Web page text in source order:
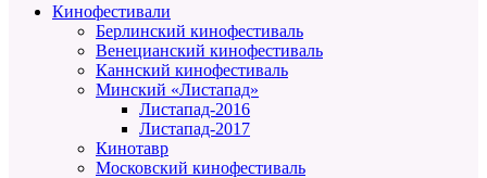
Кинофестивали
Берлинский кинофестиваль
Венецианский кинофестиваль
Каннский кинофестиваль
Минский «Листапад»
Листапад-2016
Листапад-2017
Кинотавр
Московский кинофестиваль